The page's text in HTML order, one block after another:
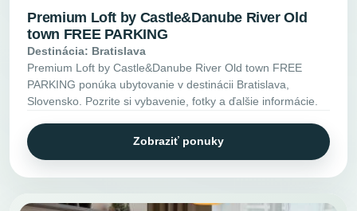
Premium Loft by Castle&Danube River Old
town FREE PARKING
Destinácia: Bratislava
Premium Loft by Castle&Danube River Old town FREE
PARKING ponúka ubytovanie v destinácii Bratislava,
Slovensko. Pozrite si vybavenie, fotky a ďalšie informácie.
Zobraziť ponuky